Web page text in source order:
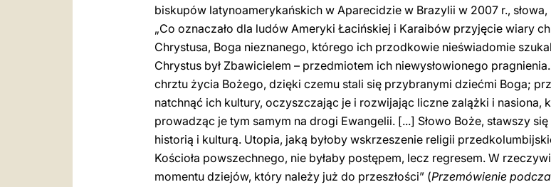
biskupów latynoamerykańskich w Aparecidzie w Brazylii w 2007 r.,
„Co oznaczało dla ludów Ameryki Łacińskiej i Karaibów przyjęcie wiary
Chrystusa, Boga nieznanego, którego ich przodkowie nieświadomie
Chrystus był Zbawicielem – przedmiotem ich niewysłowionego
chrztu życia Bożego, dzięki czemu stali się przybranymi dziećmi Boga;
natchnąć ich kultury, oczyszczając je i rozwijając liczne zalążki i nasiona,
prowadząc je tym samym na drogi Ewangelii. [...] Słowo Boże, stawszy
historią i kulturą. Utopia, jaką byłoby wskrzeszenie religii
Kościoła powszechnego, nie byłaby postępem, lecz regresem. W
momentu dziejów, który należy już do przeszłości” (Przemówienie